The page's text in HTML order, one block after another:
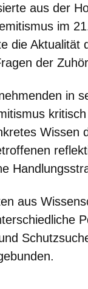
aus der
im
die Aktualität
der
in
Wissen
aus